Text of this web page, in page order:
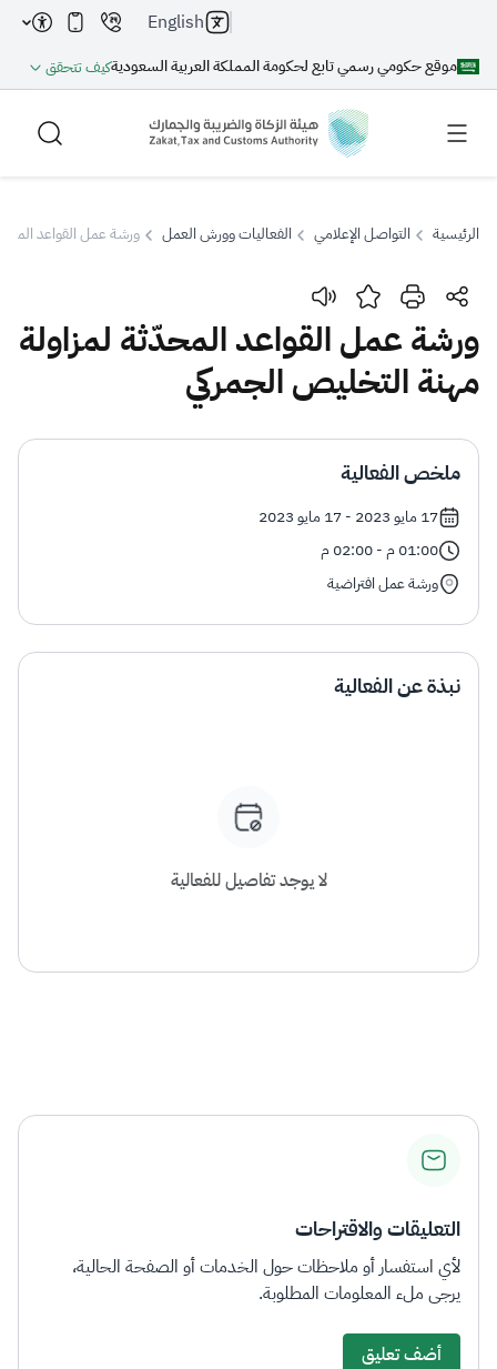
موقع حكومي رسمي تابع لحكومة المملكة العربية السعوديةكيف تتحقق
English
بحث
بحث بحث AI
اقتراحات
الإقرار الضريبي
التصرفات العقارية
الرئيسية التواصل الإعلامي الفعاليات وورش العمل ورشة عمل القواعد
ورشة عمل القواعد المحدّثة لمزاولة
مهنة التخليص الجمركي
ملخص الفعالية
17 مايو 2023 - 17 مايو 2023
01:00 م - 02:00 م
ورشة عمل افتراضية
نبذة عن الفعالية
لا يوجد تفاصيل للفعالية
التعليقات والاقتراحات
لأي استفسار أو ملاحظات حول الخدمات أو الصفحة الحالية،
يرجى ملء المعلومات المطلوبة.
أضف تعليق